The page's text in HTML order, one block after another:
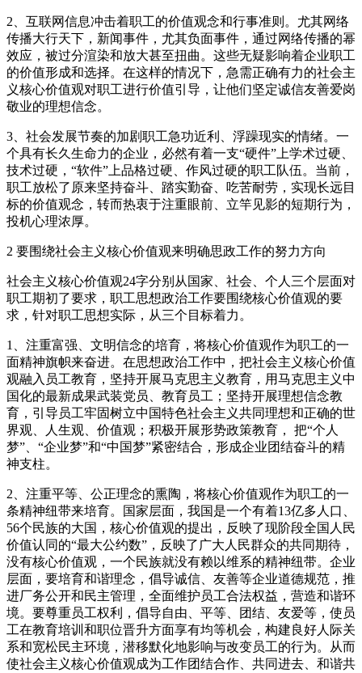
2、互联网信息冲击着职工的价值观念和行事准则。尤其网络
传播大行天下，新闻事件，尤其负面事件，通过网络传播的幂
效应，被过分渲染和放大甚至扭曲。这些无疑影响着企业职工
的价值形成和选择。在这样的情况下，急需正确有力的社会主
义核心价值观对职工进行价值引导，让他们坚定诚信友善爱岗
敬业的理想信念。
3、社会发展节奏的加剧职工急功近利、浮躁现实的情绪。一
个具有长久生命力的企业，必然有着一支“硬件”上学术过硬、
技术过硬，“软件”上品格过硬、作风过硬的职工队伍。当前，
职工放松了原来坚持奋斗、踏实勤奋、吃苦耐劳，实现长远目
标的价值观念，转而热衷于注重眼前、立竿见影的短期行为，
投机心理浓厚。
2 要围绕社会主义核心价值观来明确思政工作的努力方向
社会主义核心价值观24字分别从国家、社会、个人三个层面对
职工期初了要求，职工思想政治工作要围绕核心价值观的要
求，针对职工思想实际，从三个目标着力。
1、注重富强、文明信念的培育，将核心价值观作为职工的一
面精神旗帜来奋进。在思想政治工作中，把社会主义核心价值
观融入员工教育，坚持开展马克思主义教育，用马克思主义中
国化的最新成果武装党员、教育员工；坚持开展理想信念教
育，引导员工牢固树立中国特色社会主义共同理想和正确的世
界观、人生观、价值观；积极开展形势政策教育， 把“个人
梦”、“企业梦”和“中国梦”紧密结合，形成企业团结奋斗的精
神支柱。
2、注重平等、公正理念的熏陶，将核心价值观作为职工的一
条精神纽带来培育。国家层面，我国是一个有着13亿多人口、
56个民族的大国，核心价值观的提出，反映了现阶段全国人民
价值认同的“最大公约数”，反映了广大人民群众的共同期待，
没有核心价值观，一个民族就没有赖以维系的精神纽带。企业
层面，要培育和谐理念，倡导诚信、友善等企业道德规范，推
进厂务公开和民主管理，全面维护员工合法权益，营造和谐环
境。要尊重员工权利，倡导自由、平等、团结、友爱等，使员
工在教育培训和职位晋升方面享有均等机会，构建良好人际关
系和宽松民主环境，潜移默化地影响与改变员工的行为。从而
使社会主义核心价值观成为工作团结合作、共同进去、和谐共